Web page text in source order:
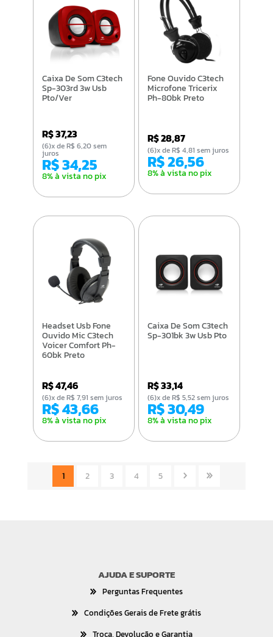
Caixa De Som C3tech
Sp-303rd 3w Usb
Pto/Ver
R$ 37,23
R$ 34,25
8% à vista no pix
(6)x de R$ 6,20 sem
juros
Fone Ouvido C3tech
Microfone Tricerix
Ph-80bk Preto
R$ 28,87
R$ 26,56
8% à vista no pix
(6)x de R$ 4,81 sem juros
Headset Usb Fone
Ouvido Mic C3tech
Voicer Comfort Ph-
60bk Preto
R$ 47,46
R$ 43,66
8% à vista no pix
(6)x de R$ 7,91 sem juros
Caixa De Som C3tech
Sp-301bk 3w Usb Pto
R$ 33,14
R$ 30,49
8% à vista no pix
(6)x de R$ 5,52 sem juros
1 2 3 4 5
AJUDA E SUPORTE
Perguntas Frequentes
Condições Gerais de Frete grátis
Troca, Devolução e Garantia